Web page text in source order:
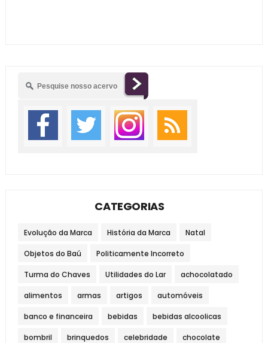
CATEGORIAS
Evolução da Marca História da Marca Natal
Objetos do Baú Politicamente Incorreto
Turma do Chaves Utilidades do Lar achocolatado
alimentos armas artigos automóveis
banco e financeira bebidas bebidas alcoolicas
bombril brinquedos celebridade chocolate